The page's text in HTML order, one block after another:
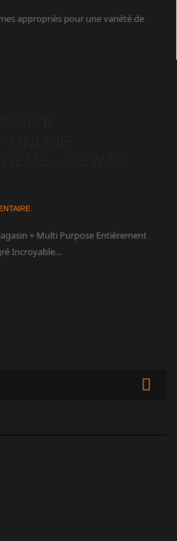
appropriés pour une variété de
+ Multi Purpose Entièrement
Incroyable…